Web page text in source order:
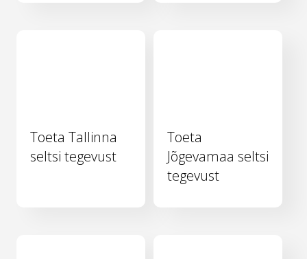
Toeta Tallinna
seltsi tegevust
Toeta
Jõgevamaa seltsi
tegevust